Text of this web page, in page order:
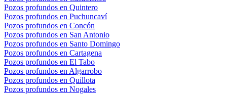
Pozos profundos en Quintero
Pozos profundos en Puchuncaví
Pozos profundos en Concón
Pozos profundos en San Antonio
Pozos profundos en Santo Domingo
Pozos profundos en Cartagena
Pozos profundos en El Tabo
Pozos profundos en Algarrobo
Pozos profundos en Quillota
Pozos profundos en Nogales